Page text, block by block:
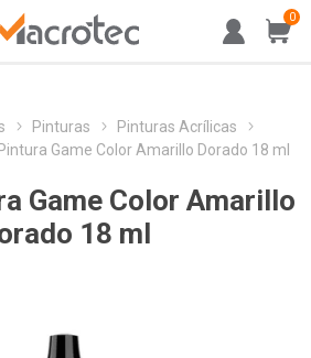
0
Pinturas
Pinturas Acrílicas
Game Color Amarillo Dorado 18 ml
Game Color Amarillo
18 ml